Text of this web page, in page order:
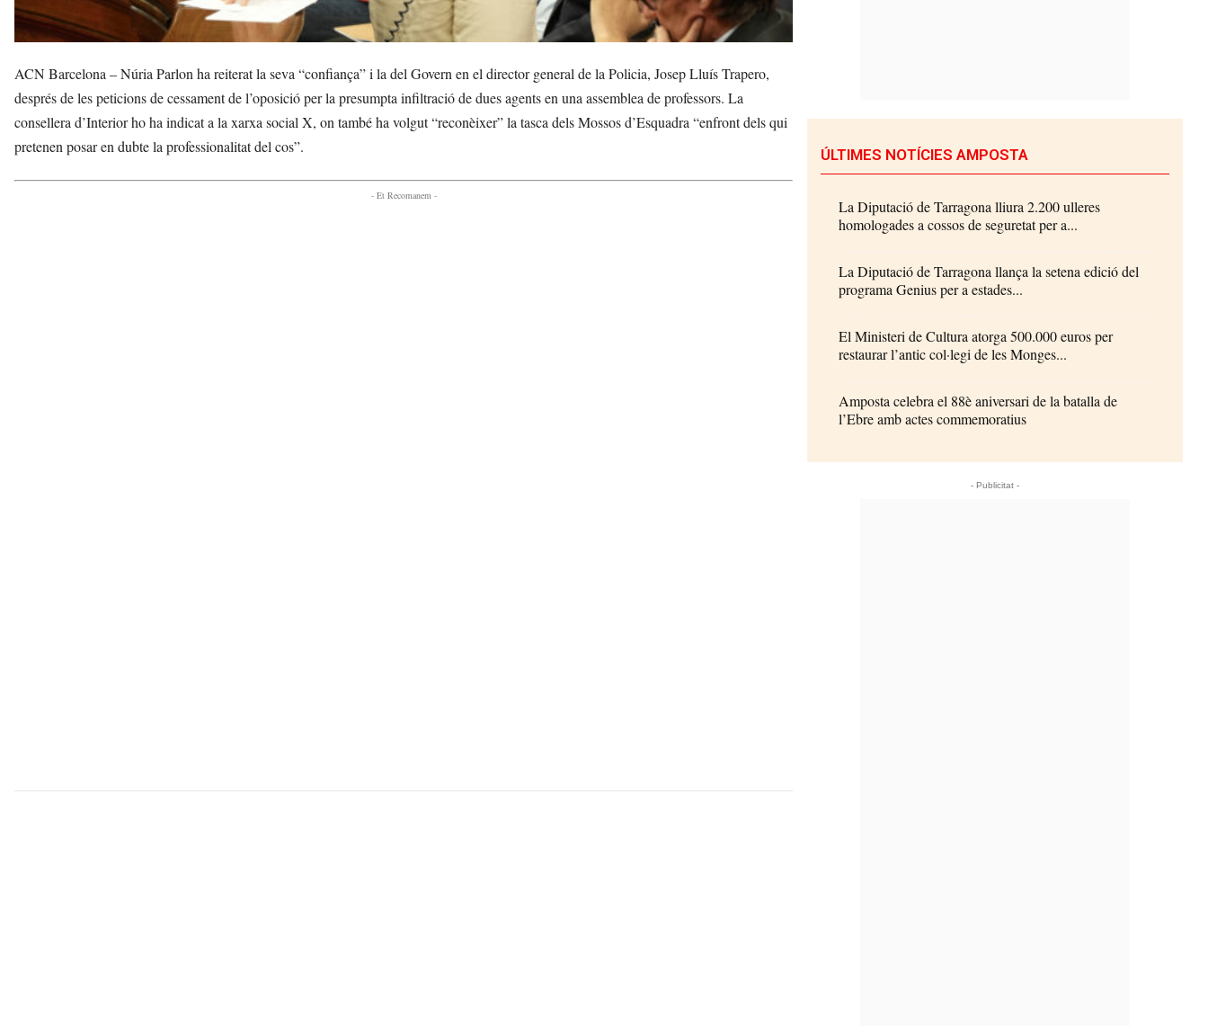
ACN Barcelona – Núria Parlon ha reiterat la seva “confiança” i la del Govern en el director general de la Policia, Josep Lluís Trapero,
després de les peticions de cessament de l’oposició per la presumpta infiltració de dues agents en una assemblea de professors. La
consellera d’Interior ho ha indicat a la xarxa social X, on també ha volgut “reconèixer” la tasca dels Mossos d’Esquadra “enfront dels qui
pretenen posar en dubte la professionalitat del cos”.
- Et Recomanem -
ÚLTIMES NOTÍCIES AMPOSTA
La Diputació de Tarragona lliura 2.200 ulleres
homologades a cossos de seguretat per a...
La Diputació de Tarragona llança la setena edició del
programa Genius per a estades...
El Ministeri de Cultura atorga 500.000 euros per
restaurar l’antic col·legi de les Monges...
Amposta celebra el 88è aniversari de la batalla de
l’Ebre amb actes commemoratius
- Publicitat -